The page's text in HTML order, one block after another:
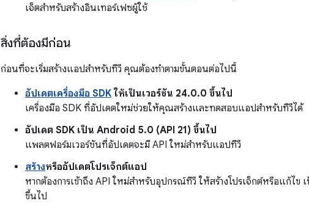
เจ็ตสำหรับสร้างอินเทอร์เฟซผู้ใช้
สิ่งที่ต้องมีก่อน
ก่อนที่จะเริ่มสร้างแอปสำหรับทีวี คุณต้องทำตามขั้นตอนต่อไปนี้
อัปเดตเครื่องมือ SDK ให้เป็นเวอร์ชัน 24.0.0 ขึ้นไป
เครื่องมือ SDK ที่อัปเดตใหม่ช่วยให้คุณสร้างและทดสอบแอปสำหรับทีวีได้
อัปเดต SDK เป็น Android 5.0 (API 21) ขึ้นไป
แพลตฟอร์มเวอร์ชันที่อัปเดตจะมี API ใหม่สำหรับแอปทีวี
สร้างหรืออัปเดตโปรเจ็กต์แอป
หากต้องการเข้าถึง API ใหม่สำหรับอุปกรณ์ทีวี ให้สร้างโปรเจ็กต์หรือแก้ไข
ขึ้นไป